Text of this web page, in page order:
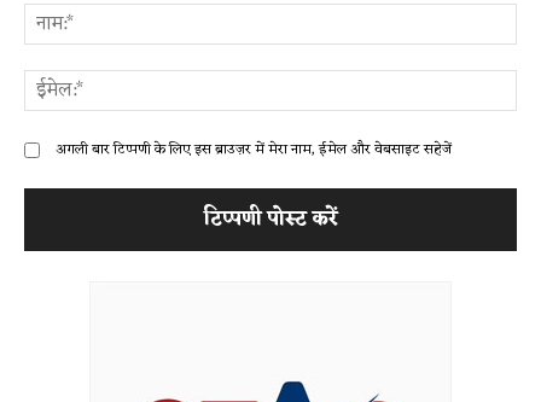
अगली बार टिप्पणी के लिए इस ब्राउज़र में मेरा नाम, ईमेल और वेबसाइट सहेजें